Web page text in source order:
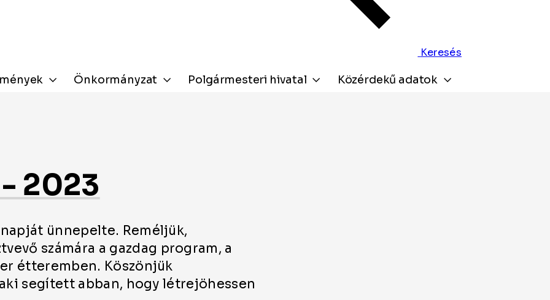
Keresés
Önkormányzat Polgármesteri hivatal Közérdekű adatok
2023
ünnepelte. Reméljük,
számára a gazdag program, a
étteremben. Köszönjük
segített abban, hogy létrejöhessen